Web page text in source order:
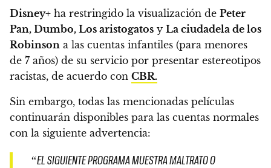
Disney+ ha restringido la visualización de Peter
Pan, Dumbo, Los aristogatos y La ciudadela de los
Robinson a las cuentas infantiles (para menores
de 7 años) de su servicio por presentar estereotipos
racistas, de acuerdo con CBR.
Sin embargo, todas las mencionadas películas
continuarán disponibles para las cuentas normales
con la siguiente advertencia:
“EL SIGUIENTE PROGRAMA MUESTRA MALTRATO O